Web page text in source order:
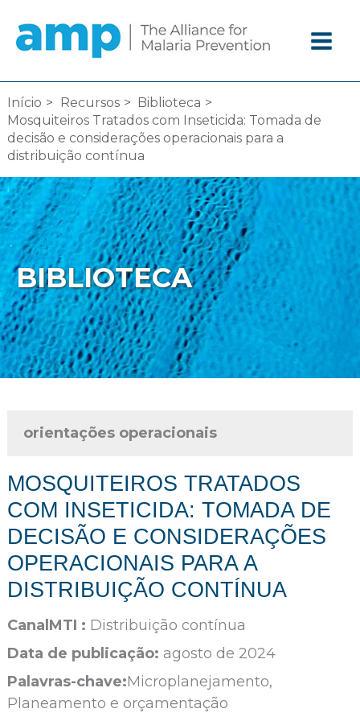
diretamente
para
o
conteúdo
Início Recursos
Biblioteca
Mosquiteiros Tratados com Inseticida: Tomada de
decisão e considerações operacionais para a
distribuição contínua
BIBLIOTECA
orientações operacionais
MOSQUITEIROS TRATADOS
COM INSETICIDA: TOMADA DE
DECISÃO E CONSIDERAÇÕES
OPERACIONAIS PARA A
DISTRIBUIÇÃO CONTÍNUA
CanalMTI : Distribuição contínua
Data de publicação: agosto de 2024
Palavras-chave:Microplanejamento,
Planeamento e orçamentação